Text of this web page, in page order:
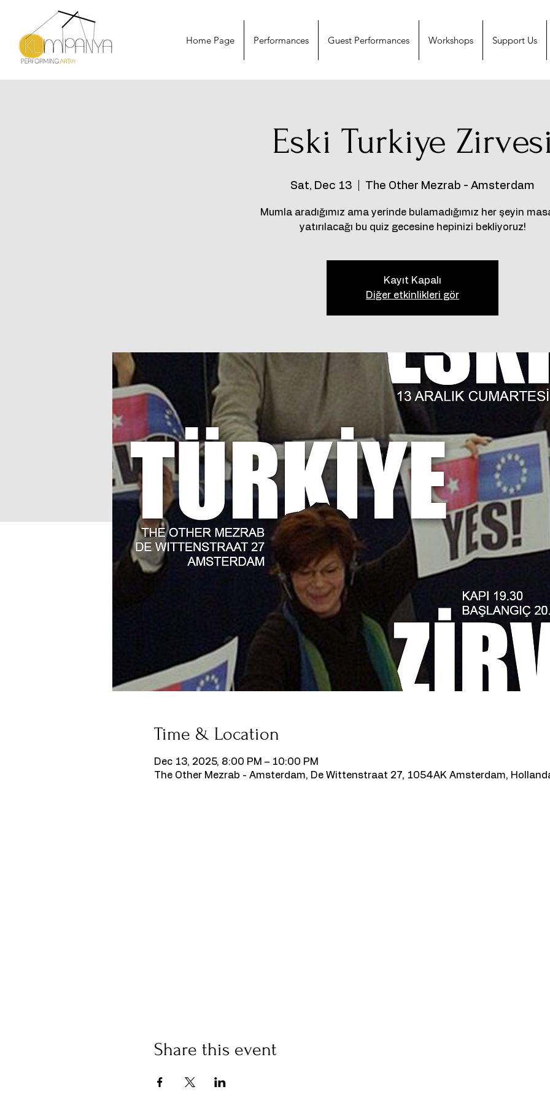
Home Page Performances Guest Performances Workshops Support Us
Eski Turkiye
Sat, Dec 13 The Other Mezrab - Amsterdam
Mumla aradığımız ama yerinde bulamadığımız her şeyin
yatırılacağı bu quiz gecesine hepinizi bekliyoruz!
Kayıt Kapalı
Diğer etkinlikleri gör
Time & Location
Dec 13, 2025, 8:00 PM – 10:00 PM
The Other Mezrab - Amsterdam, De Wittenstraat 27, 1054AK Amsterdam,
Share this event